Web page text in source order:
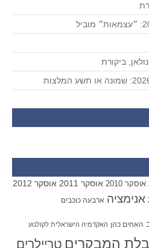
ביקורת
אוסקר 2010 אוסקר 2011 אוסקר 2012
אנימציה ארבעה כוכבים
האחים כהן האקדמיה הישראלית לקולנוע
המבקרים טריילרים